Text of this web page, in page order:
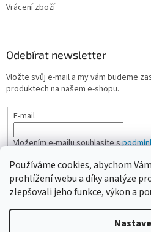
Používáme cookies, abychom
prohlížení webu a díky analýze
zlepšovali jeho funkce, výkon a
Vrácení zboží
Odebírat newsletter
Vložte svůj e-mail a my vám budeme
produktech na našem e-shopu.
E-mail
Vložením e-mailu souhlasíte s
PŘIHLÁSIT SE
Vytvořil